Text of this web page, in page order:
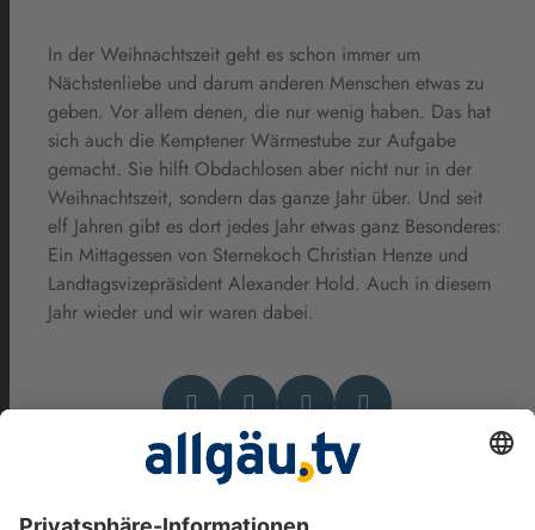
In der Weihnachtszeit geht es schon immer um
Nächstenliebe und darum anderen Menschen etwas zu
geben. Vor allem denen, die nur wenig haben. Das hat
sich auch die Kemptener Wärmestube zur Aufgabe
gemacht. Sie hilft Obdachlosen aber nicht nur in der
Weihnachtszeit, sondern das ganze Jahr über. Und seit
elf Jahren gibt es dort jedes Jahr etwas ganz Besonderes:
Ein Mittagessen von Sternekoch Christian Henze und
Landtagsvizepräsident Alexander Hold. Auch in diesem
Jahr wieder und wir waren dabei.